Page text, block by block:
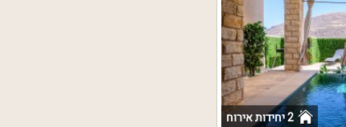
2 יחידות אירוח